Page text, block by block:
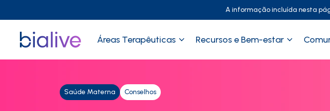
A informação incluída nesta
Áreas Terapêuticas Recursos e Bem-estar
Saúde Materna Conselhos